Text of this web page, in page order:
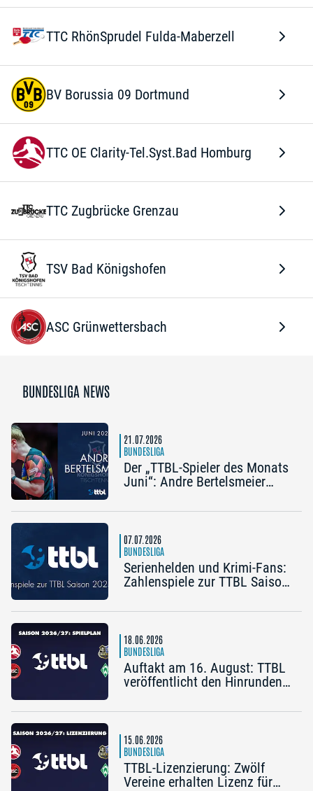
TTC RhönSprudel Fulda-Maberzell
BV Borussia 09 Dortmund
TTC OE Clarity-Tel.Syst.Bad Homburg
TTC Zugbrücke Grenzau
TSV Bad Königshofen
ASC Grünwettersbach
BUNDESLIGA NEWS
21.07.2026
BUNDESLIGA
Der „TTBL-Spieler des Monats
Juni“: Andre Bertelsmeier
07.07.2026
BUNDESLIGA
Serienhelden und Krimi-Fans:
Zahlenspiele zur TTBL Saison
18.06.2026
BUNDESLIGA
Auftakt am 16. August: TTBL
veröffentlicht den Hinrunden-
15.06.2026
BUNDESLIGA
TTBL-Lizenzierung: Zwölf
Vereine erhalten Lizenz für